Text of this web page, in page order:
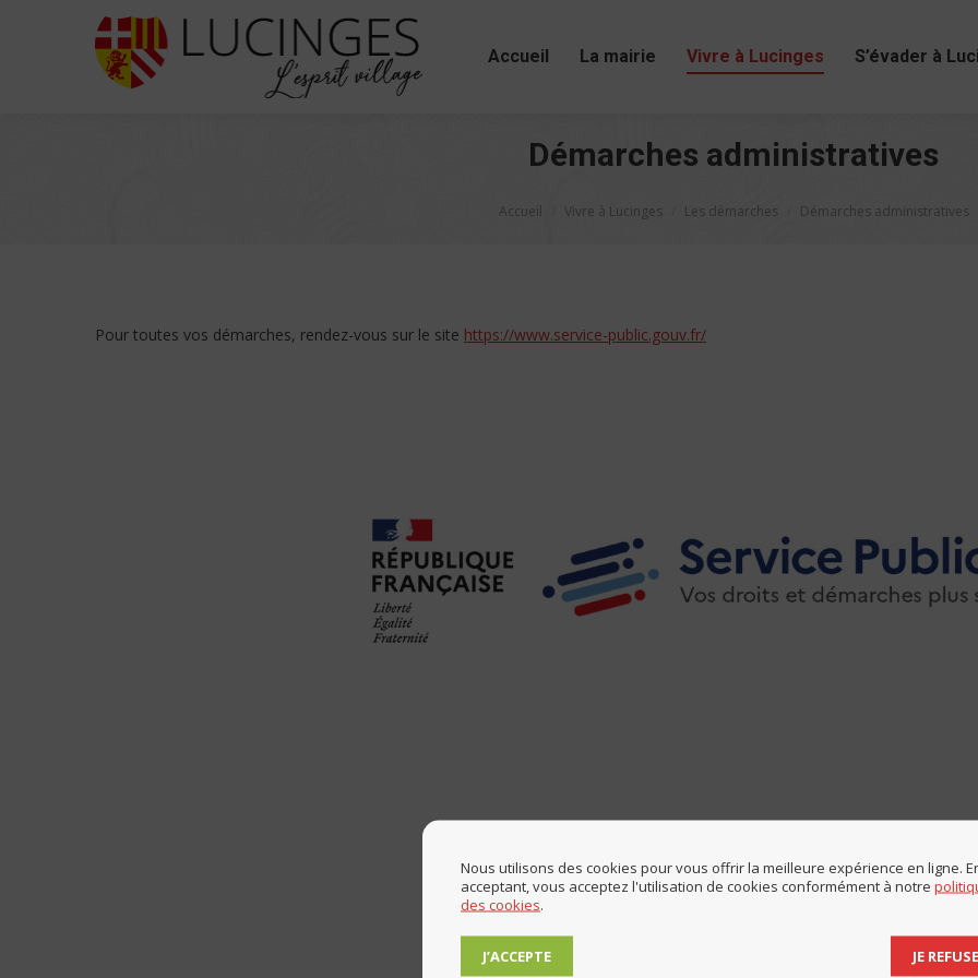
Accueil La mairie Vivre à Lucinges S’évader à
Démarches administratives
Accueil Vivre à Lucinges Les démarches Démarches administratives
Pour toutes vos démarches, rendez-vous sur le site https://www.service-public.gouv.fr/
Nous utilisons des cookies pour vous offrir la meilleure expérience en ligne.
acceptant, vous acceptez l'utilisation de cookies conformément à notre
des cookies.
J’ACCEPTE JE REFUSE